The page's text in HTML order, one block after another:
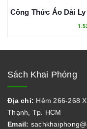
Sách Khai Phóng
Địa chỉ: Hẻm 266-268
Thạnh, Tp. HCM
Email: